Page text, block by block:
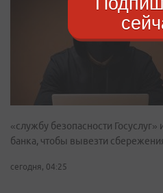
«службу безопасности Госуслуг»
банка, чтобы вывезти
сегодня, 04:25